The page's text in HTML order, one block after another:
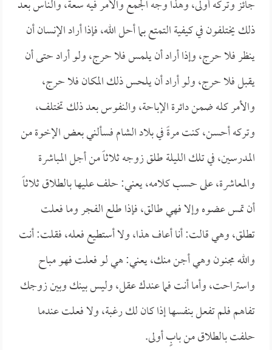
جائز وتركه أولى، وهذا وجه الجمع والأمر فيه سعة، والناس بعد
ذلك يختلفون في كيفية التمتع بما أحل الله، فإذا أراد الإنسان أن
ينظر فلا حرج، وإذا أراد أن يلمس فلا حرج، ولو أراد حتى أن
يقبل فلا حرج، ولو أراد أن يلحس ذلك المكان فلا حرج،
والأمر كله ضمن دائرة الإباحة، والنفوس بعد ذلك تختلف،
وتركه أحسن، كنت مرةً في بلاد الشام فسألني بعض الإخوة من
المدرسين، في تلك الليلة طلق زوجه ثلاثاً من أجل المباشرة
والمعاشرة، على حسب كلامه، يعني: حلف عليها بالطلاق ثلاثاً
أن تمس عضوه وإلا فهي طالق، فإذا طلع الفجر وما فعلت
تطلق، وهي قالت: أنا أعاف هذا، ولا أستطيع فعله، فقلت: أنت
والله مجنون وهي أجن منك، يعني: هي لو فعلت فهو مباح
واستراحت، وأما أنت فما عندك عقل، وليس بينك وبين زوجك
تفاهم فلم تفعل بنفسها إذا كان لك رغبة، ولا فعلت عندما
حلفت بالطلاق من بابٍ أولى.